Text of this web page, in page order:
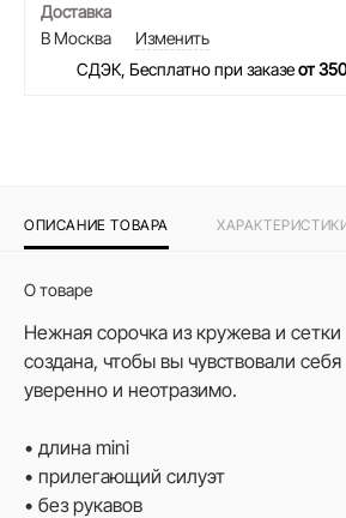
Доставка
В Москва
Изменить
СДЭК, Бесплатно при заказеот
ОПИСАНИЕ ТОВАРА
О товаре
Нежная сорочка из кружева и сетки
создана, чтобы вы чувствовали себя
уверенно и неотразимо.
• длина mini
• прилегающий силуэт
• без рукавов